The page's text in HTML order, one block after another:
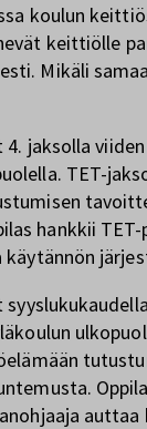
koulun
keittiölle
Mikäli
jaksolla
TET-
hankkii